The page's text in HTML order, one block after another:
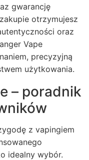
gwarancję
otrzymujesz
oraz
Vape
precyzyjną
użytkowania.
– poradnik
z vapingiem
idealny wybór.